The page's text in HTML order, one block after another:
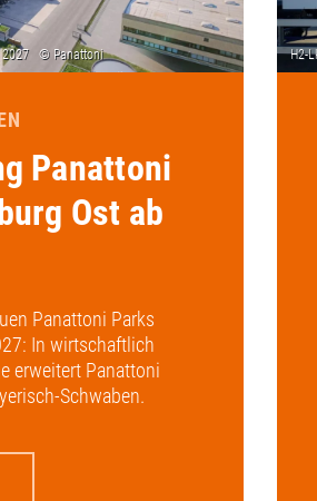
Panattoni
Ost ab
Panattoni Parks
In wirtschaftlich
erweitert Panattoni
Schwaben.